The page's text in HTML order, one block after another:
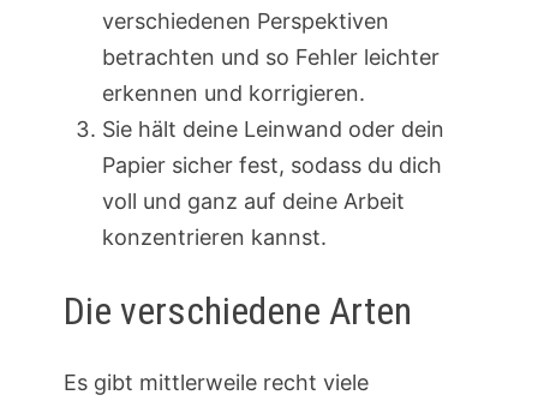
verschiedenen Perspektiven
betrachten und so Fehler leichter
erkennen und korrigieren.
Sie hält deine Leinwand oder dein
Papier sicher fest, sodass du dich
voll und ganz auf deine Arbeit
konzentrieren kannst.
Die verschiedene Arten
Es gibt mittlerweile recht viele